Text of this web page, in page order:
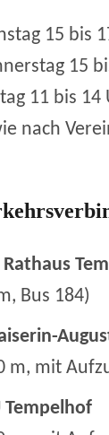
15 bis
15
11 bis 14
nach
Rathaus
Bus 184)
m, mit
Tempelhof